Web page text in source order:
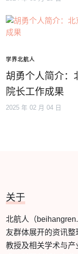
学界北航人
胡勇个人简介：
院长工作成果
2025 年 02 月 04 日
关于
北航人（
友群体展开的资讯整
教授及相关学术与产